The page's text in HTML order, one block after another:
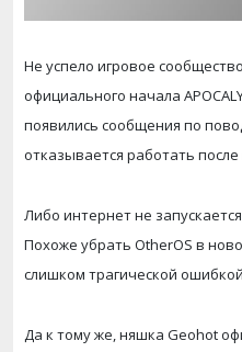
Не успело игровое
официального начала
появились сообщения по
отказывается работать
Либо интернет не
Похоже убрать OtherOS в
слишком трагической
Да к тому же, няшка Geohot